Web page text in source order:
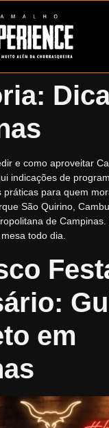
e como aproveitar
indicações de
práticas para quem
São Quirino,
de
todo dia.
em